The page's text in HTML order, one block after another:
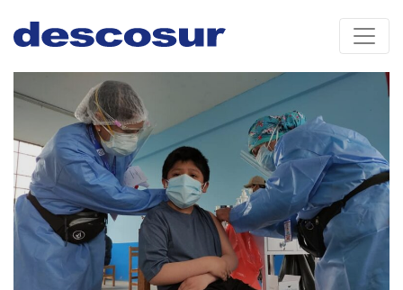
content